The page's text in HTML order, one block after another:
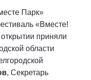
Парк»
«Вместе!
приняли
области
, Секретарь